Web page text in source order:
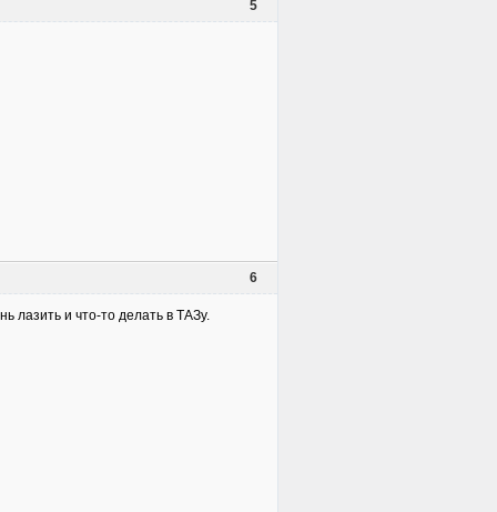
5
6
лазить и что-то делать в ТАЗу.